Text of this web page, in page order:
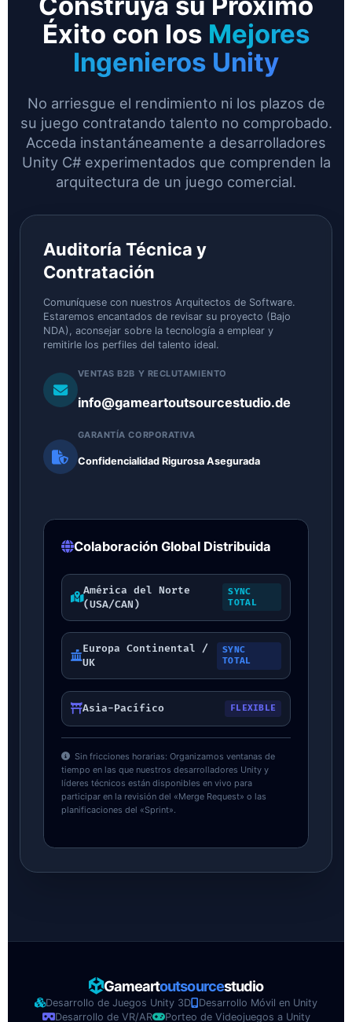
Éxito con los Mejores
Ingenieros Unity
No arriesgue el rendimiento ni los plazos de
su juego contratando talento no comprobado.
Acceda instantáneamente a desarrolladores
Unity C# experimentados que comprenden la
arquitectura de un juego comercial.
Auditoría Técnica y
Contratación
Comuníquese con nuestros Arquitectos de Software.
Estaremos encantados de revisar su proyecto (Bajo
NDA), aconsejar sobre la tecnología a emplear y
remitirle los perfiles del talento ideal.
VENTAS B2B Y RECLUTAMIENTO
info@gameartoutsourcestudio.de
GARANTÍA CORPORATIVA
Confidencialidad Rigurosa Asegurada
Colaboración Global Distribuida
América del Norte
(USA/CAN)
SYNC
TOTAL
Europa Continental /
UK
SYNC
TOTAL
Asia-Pacífico FLEXIBLE
Sin fricciones horarias: Organizamos ventanas de
tiempo en las que nuestros desarrolladores Unity y
líderes técnicos están disponibles en vivo para
participar en la revisión del «Merge Request» o las
planificaciones del «Sprint».
Gameartoutsourcestudio
Desarrollo de Juegos Unity 3D
Desarrollo Móvil en Unity
Desarrollo de VR/AR
Porteo de Videojuegos a Unity
Uzbek